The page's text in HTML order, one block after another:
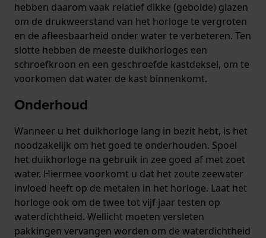
hebben daarom vaak relatief dikke (gebolde) glazen
om de drukweerstand van het horloge te vergroten
en de afleesbaarheid onder water te verbeteren. Ten
slotte hebben de meeste duikhorloges een
schroefkroon en een geschroefde kastdeksel, om te
voorkomen dat water de kast binnenkomt.
Onderhoud
Wanneer u het duikhorloge lang in bezit hebt, is het
noodzakelijk om het goed te onderhouden. Spoel
het duikhorloge na gebruik in zee goed af met zoet
water. Hiermee voorkomt u dat het zoute zeewater
invloed heeft op de metalen in het horloge. Laat het
horloge ook om de twee tot vijf jaar testen op
waterdichtheid. Wellicht moeten versleten
pakkingen vervangen worden om de waterdichtheid